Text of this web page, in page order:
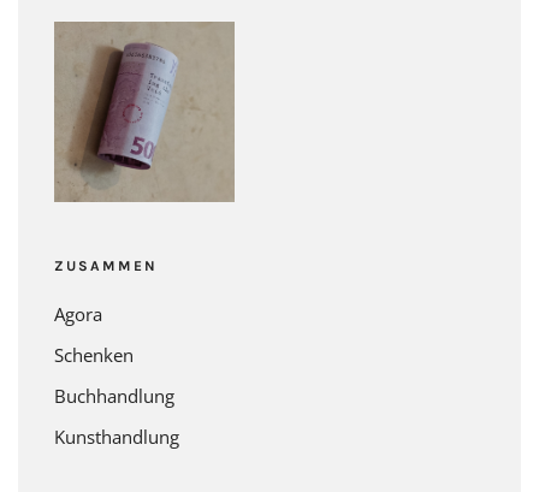
ZUSAMMEN
Agora
Schenken
Buchhandlung
Kunsthandlung